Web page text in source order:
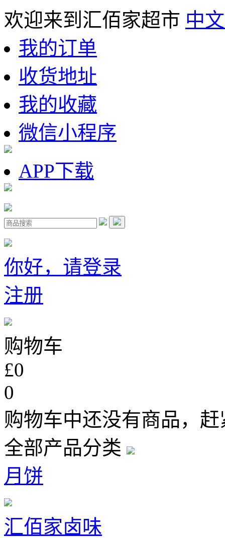
欢迎来到汇佰家超市 中
我的订单
收货地址
我的收藏
微信小程序
APP下载
你好，请登录
注册
购物车
£0
0
购物车中还没有商品，
全部产品分类
月饼
汇佰家卤味